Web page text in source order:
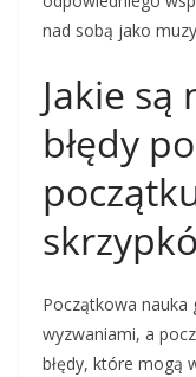
nad sobą jako
Jakie są
błędy
Początkowa nauka
wyzwaniami, a
błędy, które mogą